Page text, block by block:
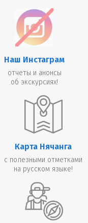
Наш Инстаграм
отчеты и анонсы
об экскурсиях!
Карта Нячанга
с полезными отметками
на русском языке!